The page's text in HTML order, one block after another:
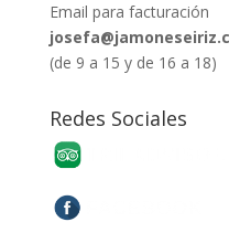
Email para facturación
(de 9 a 15 y de 16 a 18)
Redes Sociales